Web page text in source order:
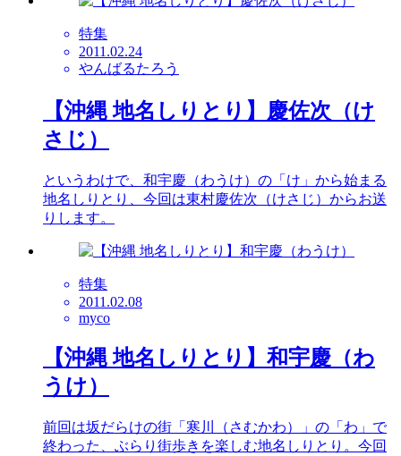
特集
2011.02.24
やんばるたろう
【沖縄 地名しりとり】慶佐次（け
さじ）
というわけで、和宇慶（わうけ）の「け」から始まる
地名しりとり、今回は東村慶佐次（けさじ）からお送
りします。
特集
2011.02.08
myco
【沖縄 地名しりとり】和宇慶（わ
うけ）
前回は坂だらけの街「寒川（さむかわ）」の「わ」で
終わった、ぶらり街歩きを楽しむ地名しりとり。今回